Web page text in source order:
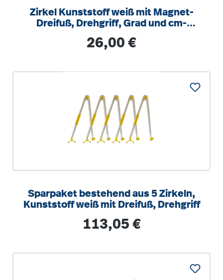
Zirkel Kunststoff weiß mit Magnet-
Dreifuß, Drehgriff, Grad und cm-
Regulärer Preis:
26,00 €
Sparpaket bestehend aus 5 Zirkeln,
Kunststoff weiß mit Dreifuß, Drehgriff
Regulärer Preis:
113,05 €